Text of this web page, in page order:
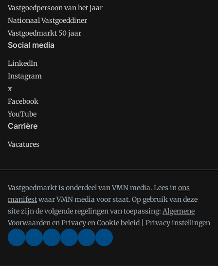
Vastgoedpersoon van het jaar
Nationaal Vastgoeddiner
Vastgoedmarkt 50 jaar
Social media
LinkedIn
Instagram
x
Facebook
YouTube
Carrière
Vacatures
Vastgoedmarkt is onderdeel van VMN media. Lees inons
manifestwaar VMN media voor staat. Op gebruik van deze
site zijn de volgende regelingen van toepassing: Algemene
VoorwaardenenPrivacy en Cookie beleid Privacy instellingen